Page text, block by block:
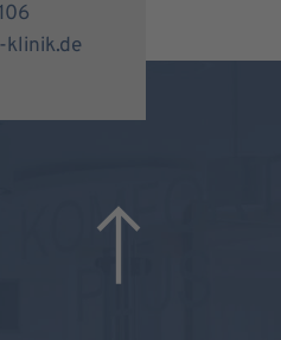
klinik.de